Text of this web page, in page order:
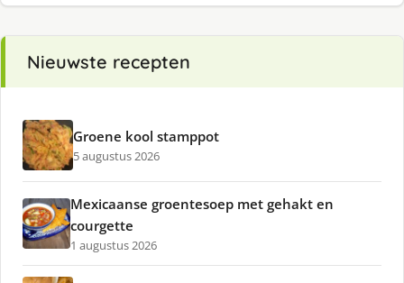
Nieuwste recepten
Groene kool stamppot
5 augustus 2026
Mexicaanse groentesoep met gehakt en
courgette
1 augustus 2026